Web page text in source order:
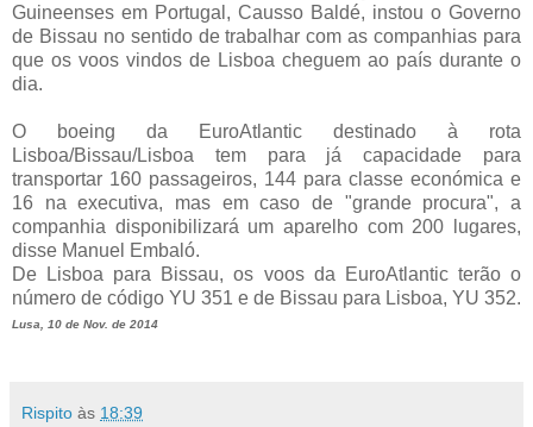
Guineenses em Portugal, Causso Baldé, instou o Governo
de Bissau no sentido de trabalhar com as companhias para
que os voos vindos de Lisboa cheguem ao país durante o
dia.
O boeing da EuroAtlantic destinado à rota
Lisboa/Bissau/Lisboa tem para já capacidade para
transportar 160 passageiros, 144 para classe económica e
16 na executiva, mas em caso de "grande procura", a
companhia disponibilizará um aparelho com 200 lugares,
disse Manuel Embaló.
De Lisboa para Bissau, os voos da EuroAtlantic terão o
número de código YU 351 e de Bissau para Lisboa, YU 352.
Lusa, 10 de Nov. de 2014
Rispito às 18:39